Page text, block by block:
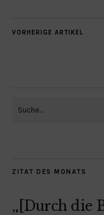
VORHERIGE ARTIKEL
ZITAT DES MONATS
„[Durch die